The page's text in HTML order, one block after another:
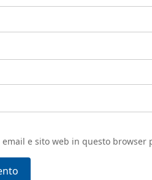
e sito web in questo browser